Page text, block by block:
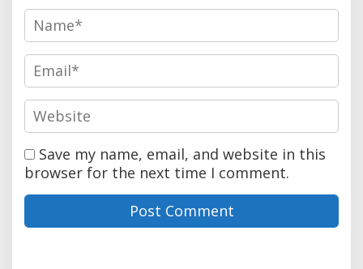
Save my name, email, and website in this
browser for the next time I comment.